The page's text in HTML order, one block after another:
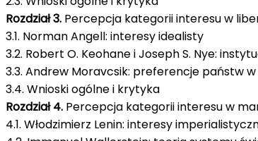
Rozdział 3. Percepcja kategorii interesu w
3.1. Norman Angell: interesy idealisty
3.2. Robert O. Keohane i Joseph S. Nye:
3.3. Andrew Moravcsik: preferencje państw
3.4. Wnioski ogólne i krytyka
Rozdział 4. Percepcja kategorii interesu w
4.1. Włodzimierz Lenin: interesy